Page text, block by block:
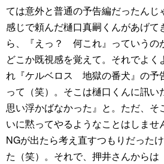
ては意外と普通の予告編だったんじ
感じで頼んだ樋口真嗣くんがあげて
ら、『えっ？ 何これ』っていうの
どこか既視感を覚えて。それでよく
れ『ケルベロス 地獄の番犬』の予
って（笑）。そこは樋口くんに訊
思い浮かばなかった』と。ただ、そ
いに黙ってやるようなことはしませ
NGが出たら考え直すつもりだった
た（笑）。それで、押井さんからは